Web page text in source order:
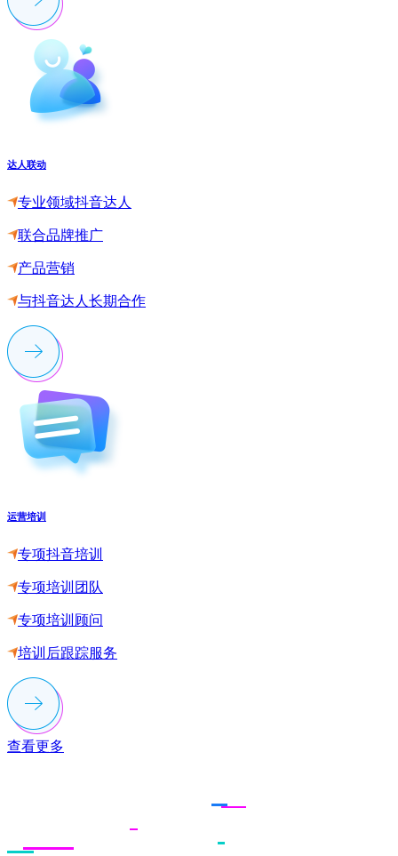
达人联动
专业领域抖音达人
联合品牌推广
产品营销
与抖音达人长期合作
运营培训
专项抖音培训
专项培训团队
专项培训顾问
培训后跟踪服务
查看更多